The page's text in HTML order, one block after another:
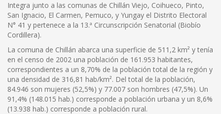
Integra junto a las comunas de Chillán Viejo, Coihueco, Pinto,
San Ignacio, El Carmen, Pemuco, y Yungay el Distrito Electoral
N° 41 y pertenece a la 13.ª Circunscripción Senatorial (Biobío
Cordillera).
La comuna de Chillán abarca una superficie de 511,2 km² y tenía
en el censo de 2002 una población de 161.953 habitantes,
correspondientes a un 8,70% de la población total de la región y
una densidad de 316,81 hab/km². Del total de la población,
84.946 son mujeres (52,5%) y 77.007 son hombres (47,5%). Un
91,4% (148.015 hab.) corresponde a población urbana y un 8,6%
(13.938 hab.) corresponde a población rural.